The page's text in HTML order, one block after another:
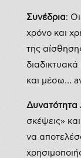
Συνέδρια:
χρόνο και
της
και μέσω…
Δυνατότητα
σκέψεις»
να